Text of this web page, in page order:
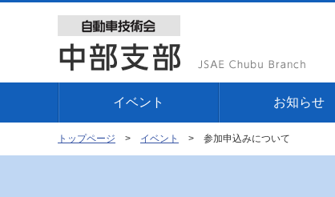
イベント お知らせ
トップページ イベント 参加申込みについて